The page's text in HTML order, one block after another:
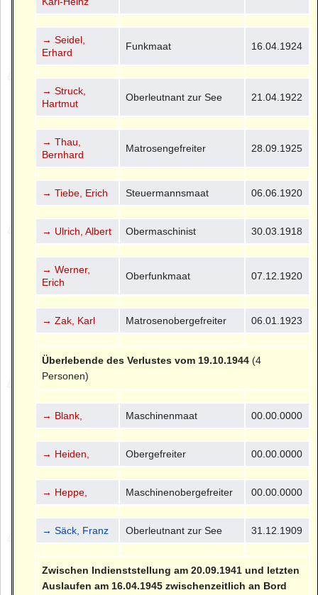
→ Seidel,
Erhard
Funkmaat 16.04.1924
→ Struck,
Hartmut
Oberleutnant zur See 21.04.1922
→ Thau,
Bernhard
Matrosengefreiter 28.09.1925
→ Tiebe, Erich Steuermannsmaat 06.06.1920
→ Ulrich, Albert Obermaschinist 30.03.1918
→ Werner,
Erich
Oberfunkmaat 07.12.1920
→ Zak, Karl Matrosenobergefreiter 06.01.1923
Überlebende des Verlustes vom 19.10.1944 (4
Personen)
→ Blank, Maschinenmaat 00.00.0000
→ Heiden, Obergefreiter 00.00.0000
→ Heppe, Maschinenobergefreiter 00.00.0000
→ Säck, Franz Oberleutnant zur See 31.12.1909
Zwischen Indienststellung am 20.09.1941 und letzten
Auslaufen am 16.04.1945 zwischenzeitlich an Bord